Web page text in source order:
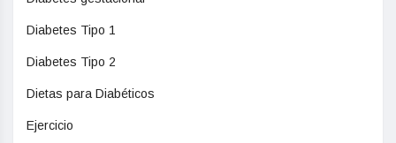
Diabetes Tipo 1
Diabetes Tipo 2
Dietas para Diabéticos
Ejercicio